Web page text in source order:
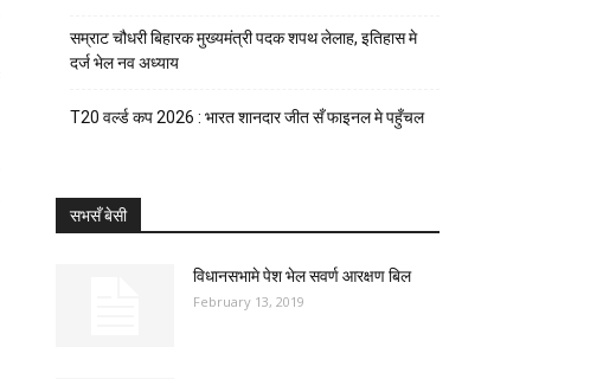
सम्राट चौधरी बिहारक मुख्यमंत्री पदक शपथ लेलाह, इतिहास मे
दर्ज भेल नव अध्याय
T20 वर्ल्ड कप 2026 : भारत शानदार जीत सँ फाइनल मे पहुँचल
सभसँ बेसी
विधानसभामे पेश भेल सवर्ण आरक्षण बिल
February 13, 2019